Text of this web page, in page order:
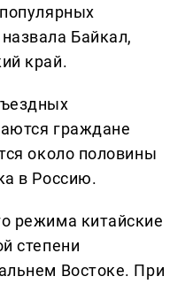
Байкал,
край.
граждане
около половины
в Россию.
режима китайские
степени
Востоке. При